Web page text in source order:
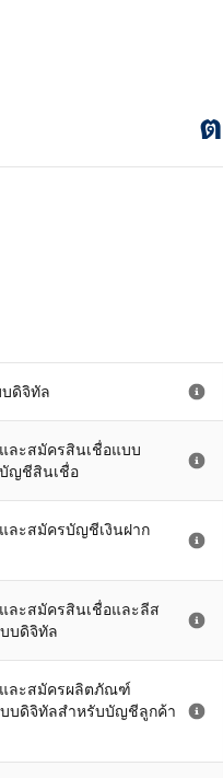
บดิจิทัล
ละสมัครสินเชื่อแบบ
ญชีสินเชื่อ
ละสมัครบัญชีเงินฝาก
ละสมัครสินเชื่อและลีส
บดิจิทัล
ละสมัครผลิตภัณฑ์
บบดิจิทัลสำหรับบัญชีลูกค้า